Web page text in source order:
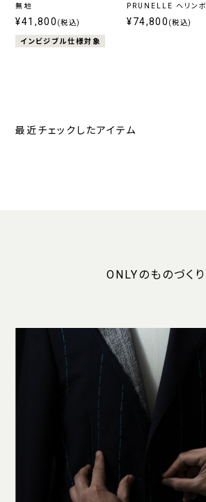
無地
¥41,800 (税込)
インビジブル仕様対象
PRUNELLE ヘリンボ
グレー
¥74,800 (税込)
最近チェックしたアイテム
ONLYのものづくり